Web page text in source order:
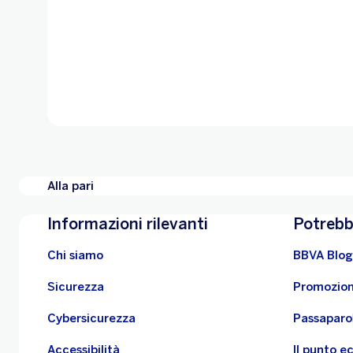
Alla pari
Informazioni rilevanti
Chi siamo
Sicurezza
Cybersicurezza
Accessibilità
BBVA Blog
Il punto